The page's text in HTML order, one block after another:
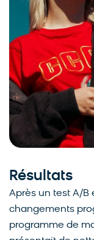
Résultats
Après un test A/B
changements
programme de